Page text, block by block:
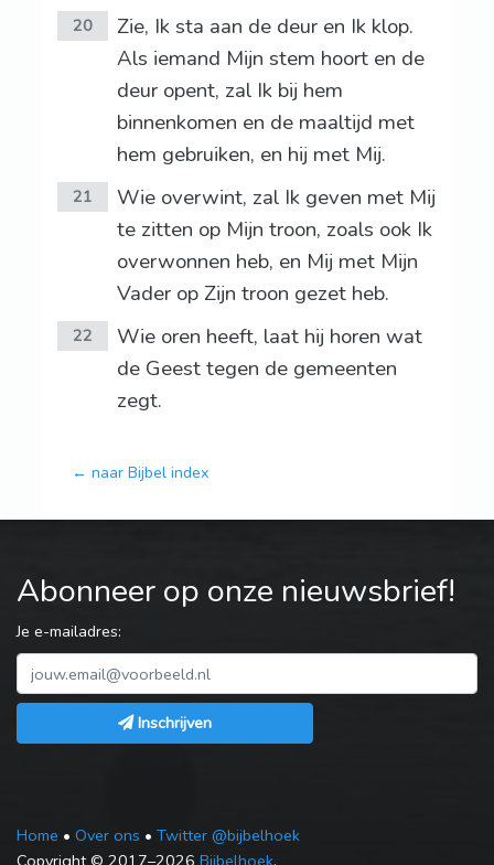
20
Zie, Ik sta aan de deur en Ik klop.
Als iemand Mijn stem hoort en de
deur opent, zal Ik bij hem
binnenkomen en de maaltijd met
hem gebruiken, en hij met Mij.
21
Wie overwint, zal Ik geven met Mij
te zitten op Mijn troon, zoals ook Ik
overwonnen heb, en Mij met Mijn
Vader op Zijn troon gezet heb.
22
Wie oren heeft, laat hij horen wat
de Geest tegen de gemeenten
zegt.
← naar Bijbel index
Abonneer op onze nieuwsbrief!
Je e-mailadres:
Inschrijven
Home • Over ons • Twitter @bijbelhoek
Copyright © 2017–2026 Bijbelhoek.